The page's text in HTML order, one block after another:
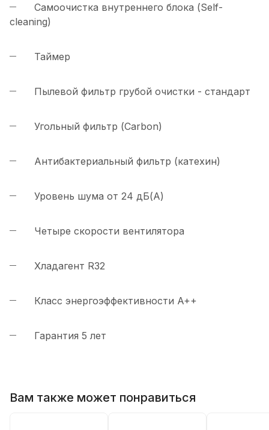
Самоочистка внутреннего блока (Self-
cleaning)
Таймер
Пылевой фильтр грубой очистки - стандарт
Угольный фильтр (Carbon)
Антибактериальный фильтр (катехин)
Уровень шума от 24 дБ(А)
Четыре скорости вентилятора
Хладагент R32
Класс энергоэффективности A++
Гарантия 5 лет
Вам также может понравиться